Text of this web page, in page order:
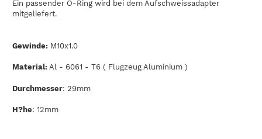
Ein passender O-Ring wird bei dem Aufschweissadapter
mitgeliefert.
Gewinde: M10x1.0
Material: Al - 6061 - T6 ( Flugzeug Aluminium )
Durchmesser: 29mm
H?he: 12mm